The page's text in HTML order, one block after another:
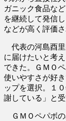
ガニック食品な
を継続して発信
などが高く評価さ
代表の河島酉里
に届けたいと考
できた。ＧＭＯ
使いやすさが好
ップを選択。１
謝している」と
ＧＭＯペパボの